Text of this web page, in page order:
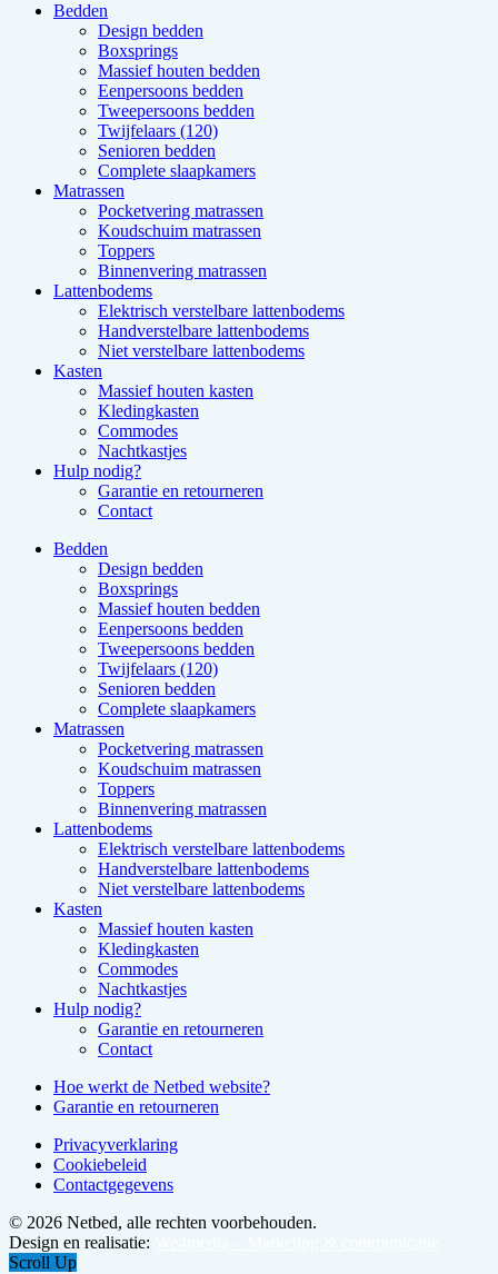
Bedden
Design bedden
Boxsprings
Massief houten bedden
Eenpersoons bedden
Tweepersoons bedden
Twijfelaars (120)
Senioren bedden
Complete slaapkamers
Matrassen
Pocketvering matrassen
Koudschuim matrassen
Toppers
Binnenvering matrassen
Lattenbodems
Elektrisch verstelbare lattenbodems
Handverstelbare lattenbodems
Niet verstelbare lattenbodems
Kasten
Massief houten kasten
Kledingkasten
Commodes
Nachtkastjes
Hulp nodig?
Garantie en retourneren
Contact
Bedden
Design bedden
Boxsprings
Massief houten bedden
Eenpersoons bedden
Tweepersoons bedden
Twijfelaars (120)
Senioren bedden
Complete slaapkamers
Matrassen
Pocketvering matrassen
Koudschuim matrassen
Toppers
Binnenvering matrassen
Lattenbodems
Elektrisch verstelbare lattenbodems
Handverstelbare lattenbodems
Niet verstelbare lattenbodems
Kasten
Massief houten kasten
Kledingkasten
Commodes
Nachtkastjes
Hulp nodig?
Garantie en retourneren
Contact
Hoe werkt de Netbed website?
Garantie en retourneren
Privacyverklaring
Cookiebeleid
Contactgegevens
© 2026 Netbed, alle rechten voorbehouden.
Design en realisatie:
Scroll Up